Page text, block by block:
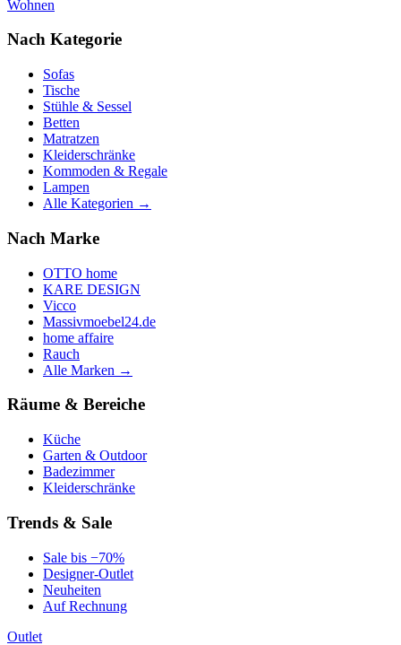
Wohnen
Nach Kategorie
Sofas
Tische
Stühle & Sessel
Betten
Matratzen
Kleiderschränke
Kommoden & Regale
Lampen
Alle Kategorien →
Nach Marke
OTTO home
KARE DESIGN
Vicco
Massivmoebel24.de
home affaire
Rauch
Alle Marken →
Räume & Bereiche
Küche
Garten & Outdoor
Badezimmer
Kleiderschränke
Trends & Sale
Sale bis −70%
Designer-Outlet
Neuheiten
Auf Rechnung
Outlet